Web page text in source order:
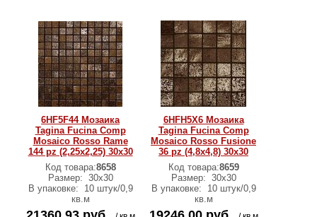
6HF5F44 Мозаика
Tagina Fucina Comp
Mosaico Rosso Rame
144 pz (2,25x2,25) 30x30
Код товара:8658
Размер: 30x30
В упаковке:
10 штук/0,9
кв.м
6HFH5X6 Мозаика
Tagina Fucina Comp
Mosaico Rosso Fusione
36 pz (4,8x4,8) 30x30
Код товара:8659
Размер: 30x30
В упаковке:
10 штук/0,9
кв.м